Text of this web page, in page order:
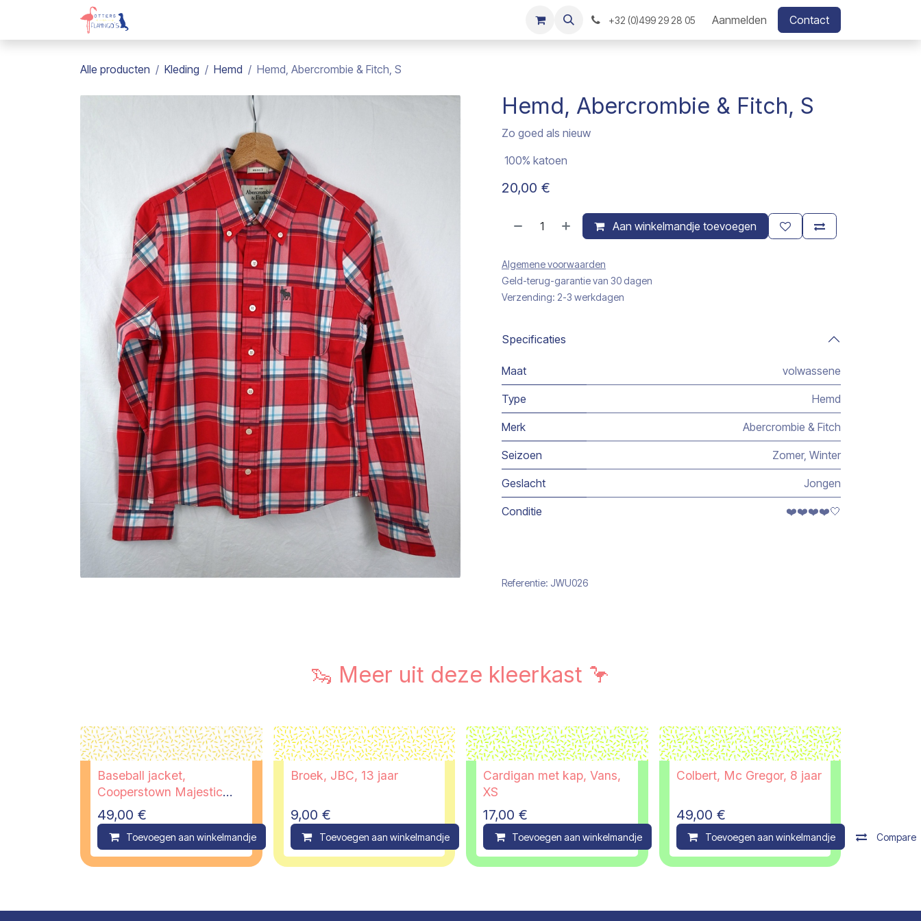
Overslaan naar inhoud
+32 (0)499 29 28 05 Aanmelden Contact
Alle producten Kleding Hemd Hemd, Abercrombie & Fitch, S
Hemd, Abercrombie & Fitch, S
Zo goed als nieuw
100% katoen
20,00 €
Aan winkelmandje toevoegen
Algemene voorwaarden
Geld-terug-garantie van 30 dagen
Verzending: 2-3 werkdagen
Specificaties
Maat volwassene
Type Hemd
Merk Abercrombie & Fitch
Seizoen Zomer, Winter
Geslacht Jongen
Conditie ❤️❤️❤️❤️🤍
Referentie: JWU026
🦦 Meer uit deze kleerkast 🦩
Baseball jacket,
Cooperstown Majestic
Atletic, XS - PI
49,00 €
Toevoegen aan winkelmandje Compare
Broek, JBC, 13 jaar
9,00 €
Toevoegen aan winkelmandje Compare
Cardigan met kap, Vans,
XS
17,00 €
Toevoegen aan winkelmandje Compare
Colbert, Mc Gregor, 8 jaar
49,00 €
Toevoegen aan winkelmandje Compare